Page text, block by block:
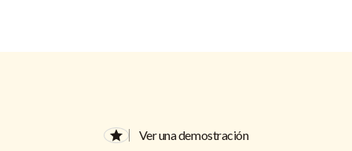
Ver una demostración